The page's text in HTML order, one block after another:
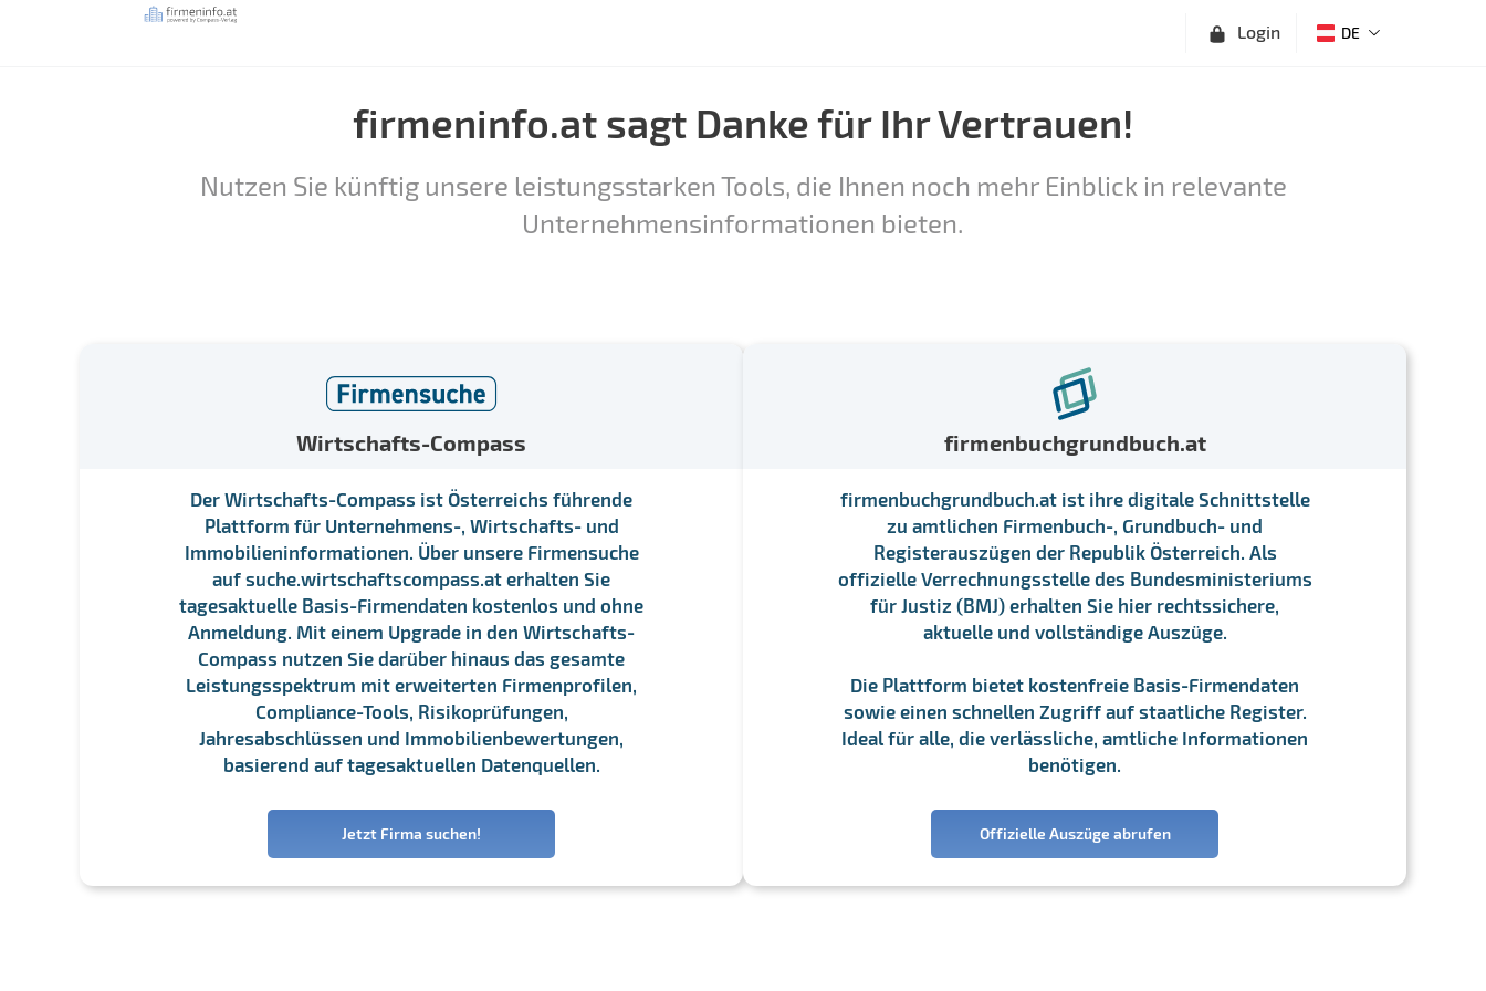
Login DE
firmeninfo.at sagt Danke für Ihr Vertrauen!
Nutzen Sie künftig unsere leistungsstarken Tools, die Ihnen noch mehr Einblick in relevante
Unternehmensinformationen bieten.
Wirtschafts-Compass
Der Wirtschafts-Compass ist Österreichs führende
Plattform für Unternehmens-, Wirtschafts- und
Immobilieninformationen. Über unsere Firmensuche
auf suche.wirtschaftscompass.at erhalten Sie
tagesaktuelle Basis-Firmendaten kostenlos und ohne
Anmeldung. Mit einem Upgrade in den Wirtschafts-
Compass nutzen Sie darüber hinaus das gesamte
Leistungsspektrum mit erweiterten Firmenprofilen,
Compliance-Tools, Risikoprüfungen,
Jahresabschlüssen und Immobilienbewertungen,
basierend auf tagesaktuellen Datenquellen.
Jetzt Firma suchen!
firmenbuchgrundbuch.at
firmenbuchgrundbuch.at ist ihre digitale Schnittstelle
zu amtlichen Firmenbuch-, Grundbuch- und
Registerauszügen der Republik Österreich. Als
offizielle Verrechnungsstelle des Bundesministeriums
für Justiz (BMJ) erhalten Sie hier rechtssichere,
aktuelle und vollständige Auszüge.
Die Plattform bietet kostenfreie Basis-Firmendaten
sowie einen schnellen Zugriff auf staatliche Register.
Ideal für alle, die verlässliche, amtliche Informationen
benötigen.
Offizielle Auszüge abrufen